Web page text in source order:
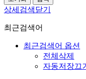
상세검색닫기
최근검색어
최근검색어 옵션
전체삭제
자동저장끄기